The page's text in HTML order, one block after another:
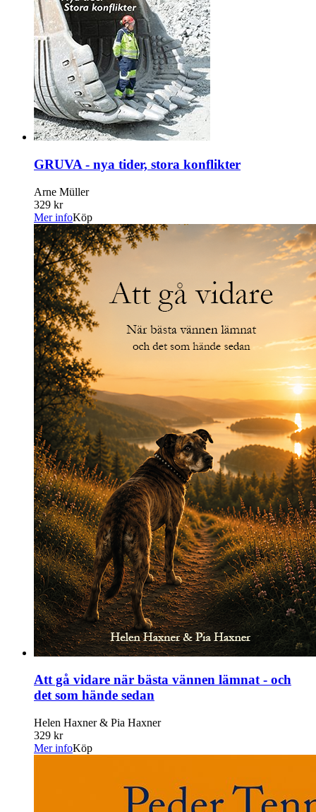
GRUVA - nya tider, stora konflikter
Arne Müller
329 kr
Mer infoKöp
Att gå vidare när bästa vännen lämnat - och
det som hände sedan
Helen Haxner & Pia Haxner
329 kr
Mer infoKöp